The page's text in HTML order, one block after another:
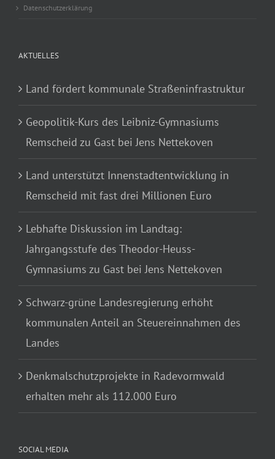
Datenschutzerklärung
AKTUELLES
Land fördert kommunale Straßeninfrastruktur
Geopolitik-Kurs des Leibniz-Gymnasiums
Remscheid zu Gast bei Jens Nettekoven
Land unterstützt Innenstadtentwicklung in
Remscheid mit fast drei Millionen Euro
Lebhafte Diskussion im Landtag:
Jahrgangsstufe des Theodor-Heuss-
Gymnasiums zu Gast bei Jens Nettekoven
Schwarz-grüne Landesregierung erhöht
kommunalen Anteil an Steuereinnahmen des
Landes
Denkmalschutzprojekte in Radevormwald
erhalten mehr als 112.000 Euro
SOCIAL MEDIA